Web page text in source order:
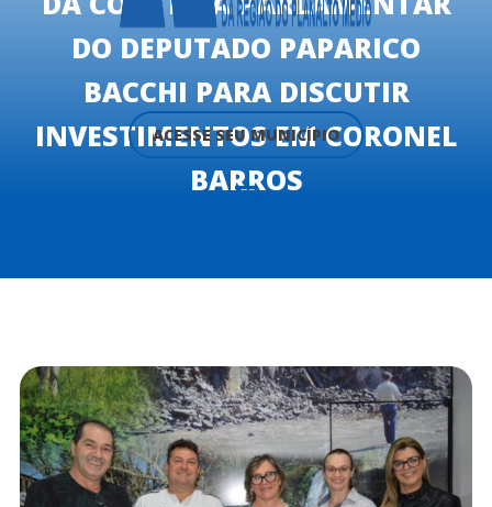
ACESSE SEU MUNICÍPIO
DO DEPUTADO PAPARICO
BACCHI PARA DISCUTIR
INVESTIMENTOS EM CORONEL
BARROS